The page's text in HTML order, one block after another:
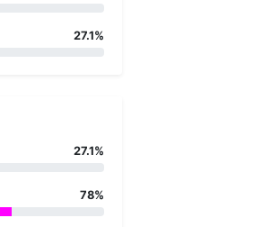
27.1%
27.1%
78%